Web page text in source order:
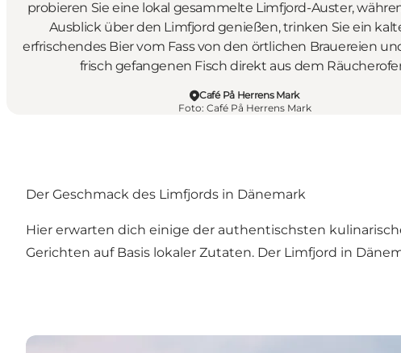
probieren Sie eine lokal gesammelte Limfjord-Auster,
Ausblick über den Limfjord genießen, trinken Sie ein
erfrischendes Bier vom Fass von den örtlichen Brauereien
frisch gefangenen Fisch direkt aus dem
Café På Herrens Mark
Foto: Café På Herrens Mark
Der Geschmack des Limfjords in Dänemark
Hier erwarten dich einige der authentischsten
Gerichten auf Basis lokaler Zutaten. Der Limfjord in
Erfahrungen mit Geschmack